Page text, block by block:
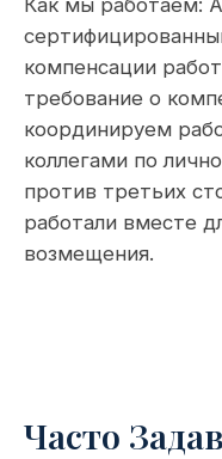
Как мы работаем:
компенсации
требование о
координируем
коллегами по
против третьих
работали вместе
возмещения.
Часто